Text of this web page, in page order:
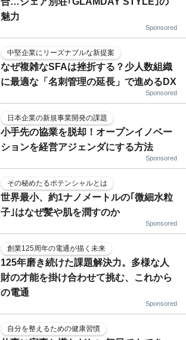
魅力
Sponsored
中堅企業にリーズナブルな新提案
なぜ複雑なSFAは挫折する？少人数組織
に最適な「名刺管理の延長」で進めるDX
Sponsored
日本企業の新規事業開発の課題
小手先の協業を脱却！オープンイノベー
ションを経営アジェンダにする方法
Sponsored
その秘めたるポテンシャルとは
世界最小、約1ナノメートルの｢微細水粒
子｣はなぜ髪や肌を潤すのか
Sponsored
創業125周年の電通が描く未来
125年磨き続けた課題解決力。多様な人
財の才能を掛け合わせて挑む、これから
の電通
Sponsored
自分を整えるための健康習慣